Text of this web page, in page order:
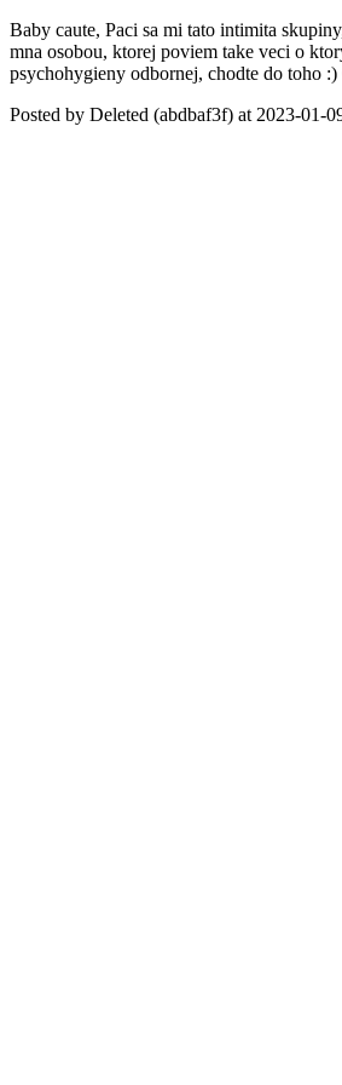
Baby caute, Paci sa mi tato intimita
mna osobou, ktorej poviem take veci o
psychohygieny odbornej, chodte do toho
Posted by Deleted (abdbaf3f) at 2023-01-